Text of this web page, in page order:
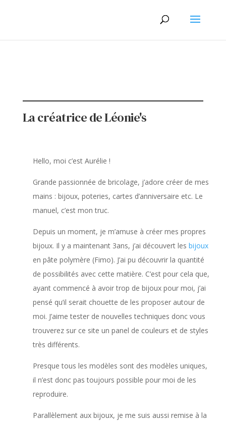
La créatrice de Léonie's
Hello, moi c’est Aurélie !
Grande passionnée de bricolage, j’adore créer de mes
mains : bijoux, poteries, cartes d’anniversaire etc. Le
manuel, c’est mon truc.
Depuis un moment, je m’amuse à créer mes propres
bijoux. Il y a maintenant 3ans, j’ai découvert les bijoux
en pâte polymère (Fimo). J’ai pu découvrir la quantité
de possibilités avec cette matière. C’est pour cela que,
ayant commencé à avoir trop de bijoux pour moi, j’ai
pensé qu’il serait chouette de les proposer autour de
moi. J’aime tester de nouvelles techniques donc vous
trouverez sur ce site un panel de couleurs et de styles
très différents.
Presque tous les modèles sont des modèles uniques,
il n’est donc pas toujours possible pour moi de les
reproduire.
Parallèlement aux bijoux, je me suis aussi remise à la